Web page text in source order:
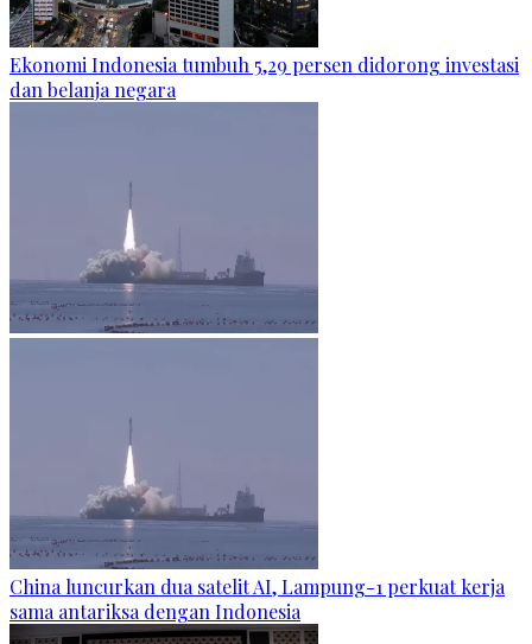
Ekonomi Indonesia tumbuh 5,29 persen didorong investasi
dan belanja negara
China luncurkan dua satelit AI, Lampung-1 perkuat kerja
sama antariksa dengan Indonesia